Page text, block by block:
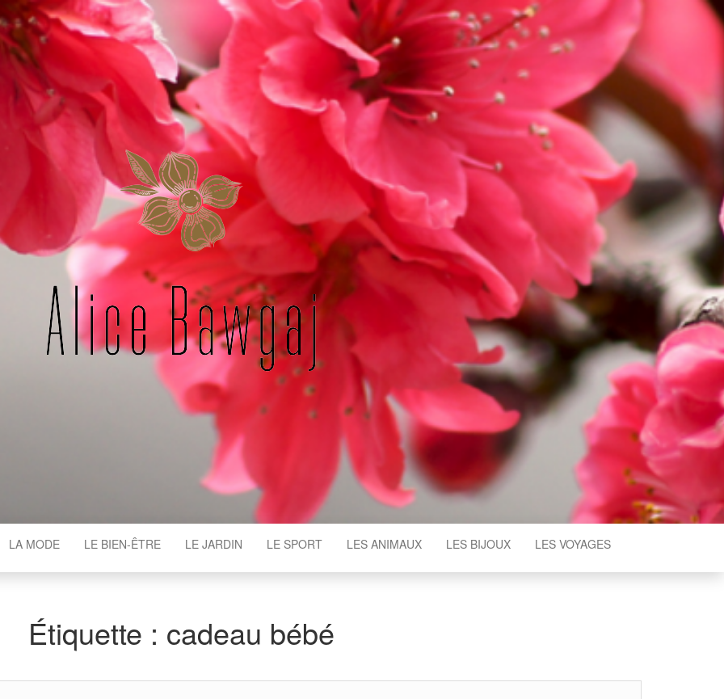
LA MODE LE BIEN-ÊTRE LE JARDIN LE SPORT LES ANIMAUX LES BIJOUX LES VOYAGES
Étiquette : cadeau bébé